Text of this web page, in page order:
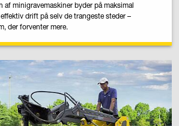
af minigravemaskiner byder på maksimal
drift på selv de trangeste steder –
der forventer mere.